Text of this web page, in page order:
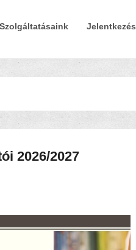
Menü
Szolgáltatásaink Jelentkezés
2026/2027